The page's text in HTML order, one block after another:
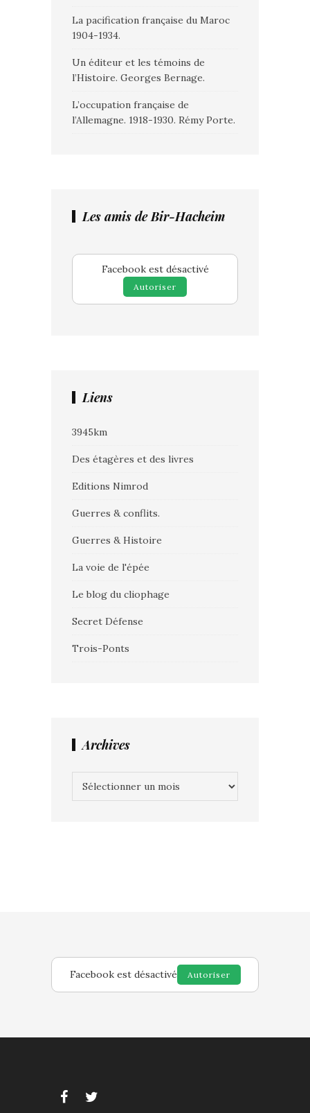
La pacification française du Maroc
1904-1934.
Un éditeur et les témoins de
l’Histoire. Georges Bernage.
L’occupation française de
l’Allemagne. 1918-1930. Rémy Porte.
Les amis de Bir-Hacheim
Facebook est désactivé
Autoriser
Liens
3945km
Des étagères et des livres
Editions Nimrod
Guerres & conflits.
Guerres & Histoire
La voie de l'épée
Le blog du cliophage
Secret Défense
Trois-Ponts
Archives
Facebook est désactivé Autoriser